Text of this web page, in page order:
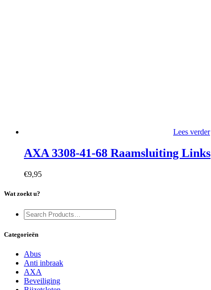
Lees verder
AXA 3308-41-68 Raamsluiting Links
€9,95
Wat zoekt u?
Categorieën
Abus
Anti inbraak
AXA
Beveiliging